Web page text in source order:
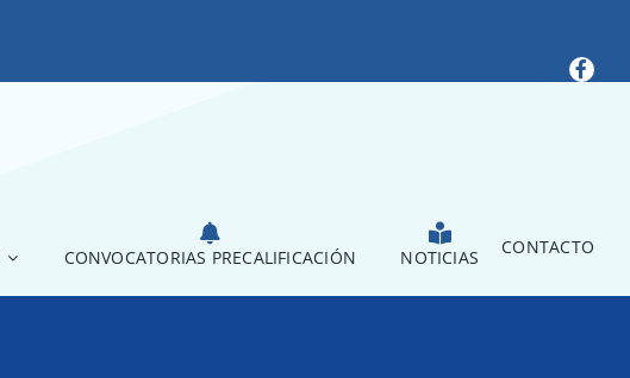
CONVOCATORIAS PRECALIFICACIÓN NOTICIAS CONTACTO